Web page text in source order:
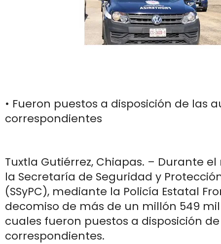
• Fueron puestos a disposición de las
correspondientes
Tuxtla Gutiérrez, Chiapas. – Durante
la Secretaría de Seguridad y
(SSyPC), mediante la Policía Estatal
decomiso de más de un millón 549 mil
cuales fueron puestos a disposición
correspondientes.